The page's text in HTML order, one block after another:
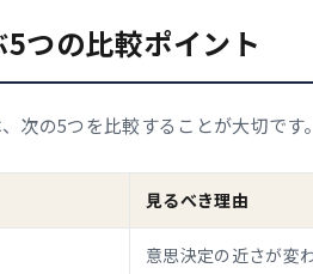
つの比較ポイント
次の5つを比較することが大切です。
見るべき理由
意思決定の近さが変